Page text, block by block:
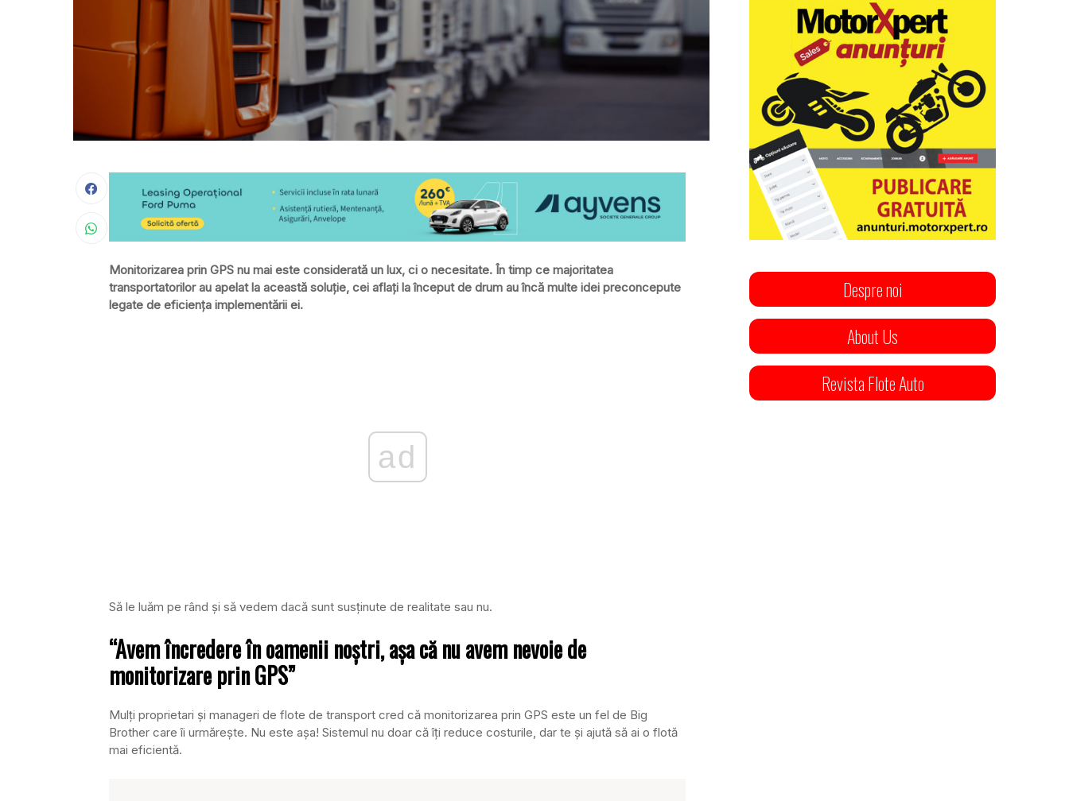
Monitorizarea prin GPS nu mai este considerată un lux, ci o necesitate. În timp ce majoritatea
transportatorilor au apelat la această soluţie, cei aflaţi la început de drum au încă multe idei preconcepute
legate de eficienţa implementării ei.
ad
Să le luăm pe rând şi să vedem dacă sunt susţinute de realitate sau nu.
“Avem încredere în oamenii noştri, aşa că nu avem nevoie de
monitorizare prin GPS”
Mulţi proprietari şi manageri de flote de transport cred că monitorizarea prin GPS este un fel de Big
Brother care îi urmăreşte. Nu este aşa! Sistemul nu doar că îţi reduce costurile, dar te şi ajută să ai o flotă
mai eficientă.
Despre noi
About Us
Revista Flote Auto